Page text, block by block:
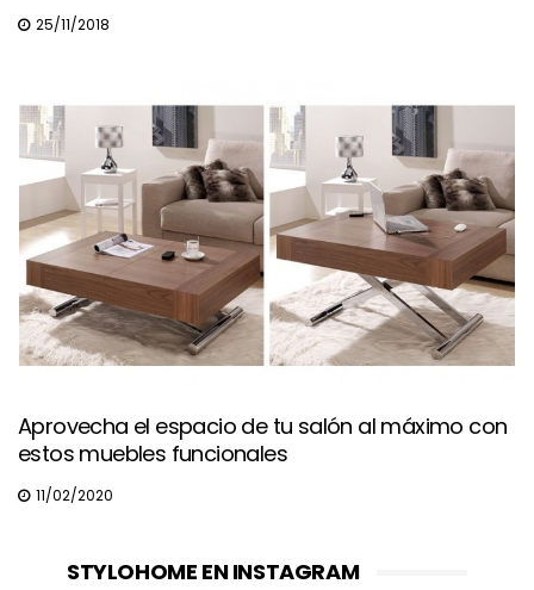
25/11/2018
Aprovecha el espacio de tu salón al máximo con
estos muebles funcionales
11/02/2020
STYLOHOME EN INSTAGRAM